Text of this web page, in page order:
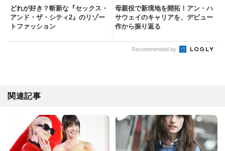
どれが好き？斬新な『セックス・
アンド・ザ・シティ2』のリゾー
トファッション
母親役で新境地を開拓！アン・ハ
サウェイのキャリアを、デビュー
作から振り返る
Recommended by
関連記事